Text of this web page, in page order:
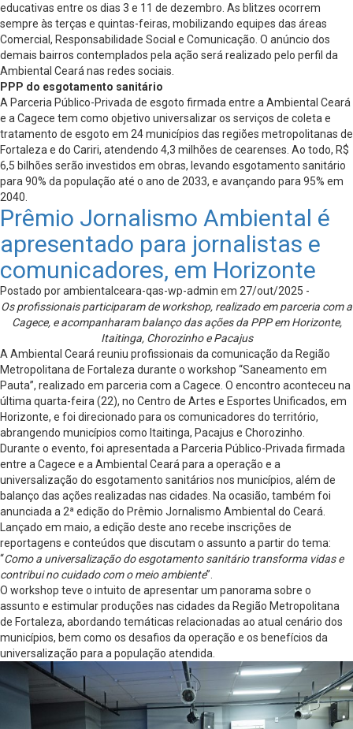
educativas entre os dias 3 e 11 de dezembro. As blitzes ocorrem
sempre às terças e quintas-feiras, mobilizando equipes das áreas
Comercial, Responsabilidade Social e Comunicação. O anúncio dos
demais bairros contemplados pela ação será realizado pelo perfil da
Ambiental Ceará nas redes sociais.
PPP do esgotamento sanitário
A Parceria Público-Privada de esgoto firmada entre a Ambiental Ceará
e a Cagece tem como objetivo universalizar os serviços de coleta e
tratamento de esgoto em 24 municípios das regiões metropolitanas de
Fortaleza e do Cariri, atendendo 4,3 milhões de cearenses. Ao todo, R$
6,5 bilhões serão investidos em obras, levando esgotamento sanitário
para 90% da população até o ano de 2033, e avançando para 95% em
2040.
Prêmio Jornalismo Ambiental é
apresentado para jornalistas e
comunicadores, em Horizonte
Postado por ambientalceara-qas-wp-admin em 27/out/2025 -
Os profissionais participaram de workshop, realizado em parceria com a
Cagece, e acompanharam balanço das ações da PPP em Horizonte,
Itaitinga, Chorozinho e Pacajus
A Ambiental Ceará reuniu profissionais da comunicação da Região
Metropolitana de Fortaleza durante o workshop “Saneamento em
Pauta”, realizado em parceria com a Cagece. O encontro aconteceu na
última quarta-feira (22), no Centro de Artes e Esportes Unificados, em
Horizonte, e foi direcionado para os comunicadores do território,
abrangendo municípios como Itaitinga, Pacajus e Chorozinho.
Durante o evento, foi apresentada a Parceria Público-Privada firmada
entre a Cagece e a Ambiental Ceará para a operação e a
universalização do esgotamento sanitários nos municípios, além de
balanço das ações realizadas nas cidades. Na ocasião, também foi
anunciada a 2ª edição do Prêmio Jornalismo Ambiental do Ceará.
Lançado em maio, a edição deste ano recebe inscrições de
reportagens e conteúdos que discutam o assunto a partir do tema:
“Como a universalização do esgotamento sanitário transforma vidas e
contribui no cuidado com o meio ambiente”.
O workshop teve o intuito de apresentar um panorama sobre o
assunto e estimular produções nas cidades da Região Metropolitana
de Fortaleza, abordando temáticas relacionadas ao atual cenário dos
municípios, bem como os desafios da operação e os benefícios da
universalização para a população atendida.